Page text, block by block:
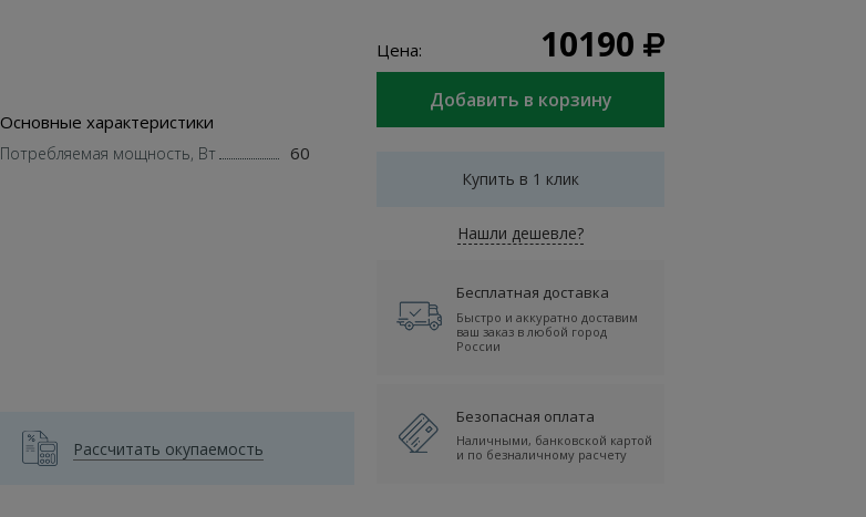
Основные характеристики
Потребляемая мощность, Вт 60
Рассчитать окупаемость
Цена: 10190
Купить в 1 клик
Нашли дешевле?
Бесплатная доставка
Быстро и аккуратно доставим
ваш заказ в любой город
России
Безопасная оплата
Наличными, банковской картой
и по безналичному расчету